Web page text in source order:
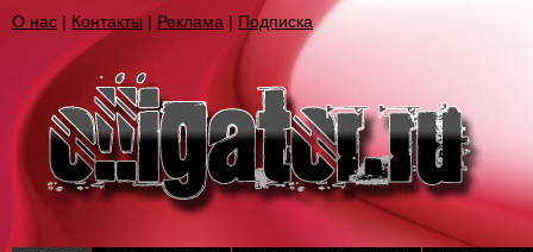
О нас | Контакты | Реклама | Подписка